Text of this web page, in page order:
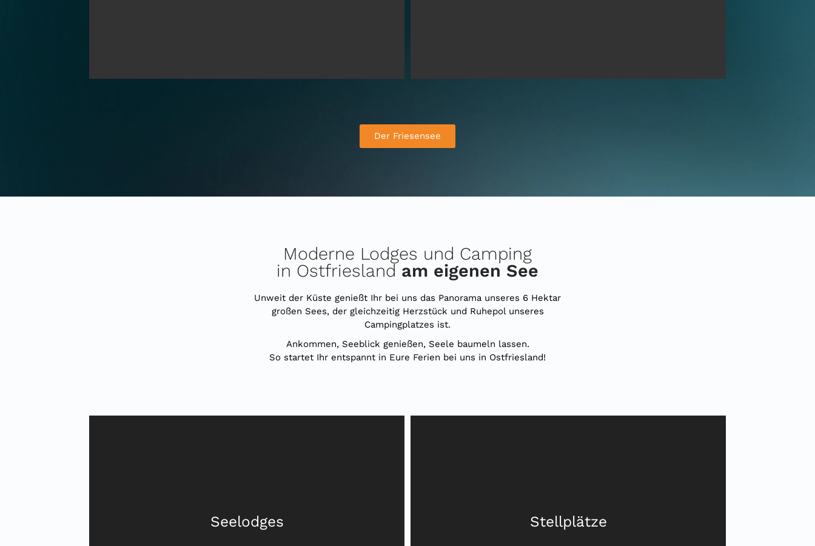
Der Friesensee
Moderne Lodges und Camping
in Ostfriesland am eigenen See
Unweit der Küste genießt Ihr bei uns das Panorama unseres 6 Hektar
großen Sees, der gleichzeitig Herzstück und Ruhepol unseres
Campingplatzes ist.
Ankommen, Seeblick genießen, Seele baumeln lassen.
So startet Ihr entspannt in Eure Ferien bei uns in Ostfriesland!
Seelodges Stellplätze